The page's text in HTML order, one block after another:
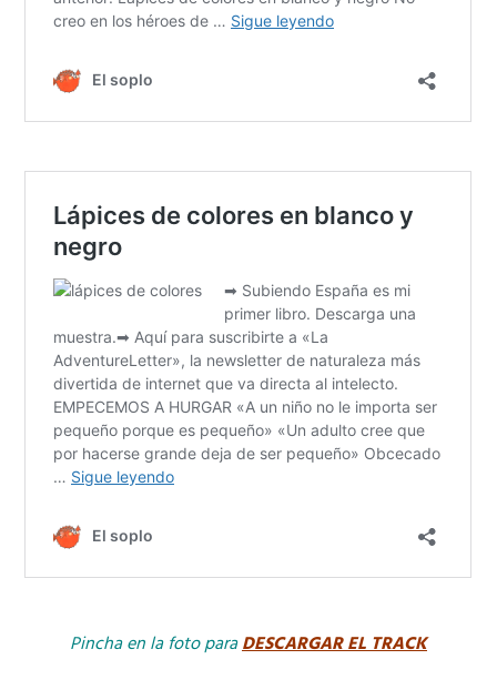
Pincha en la foto paraDESCARGAR EL TRACK